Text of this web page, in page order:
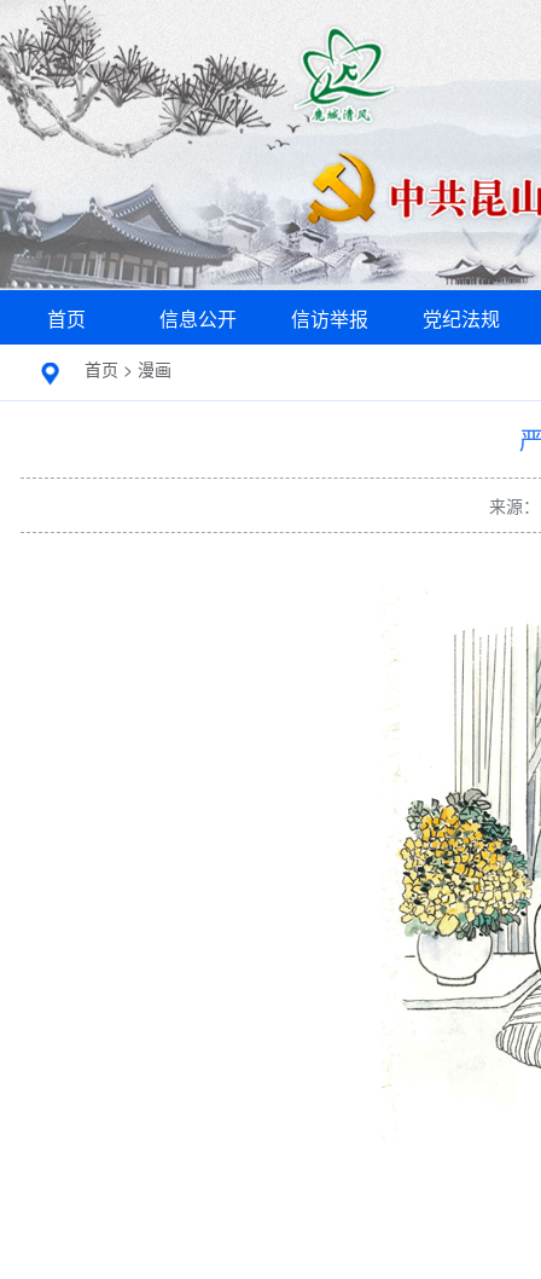
首页 信息公开 信访举报 党纪法规
首页 > 漫画
来源：